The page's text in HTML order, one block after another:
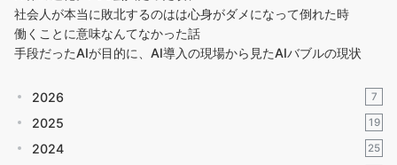
社会人が本当に敗北するのはは心身がダメになって倒れた時
働くことに意味なんてなかった話
手段だったAIが目的に、AI導入の現場から見たAIバブルの現状
2026 7
2025 19
2024 25